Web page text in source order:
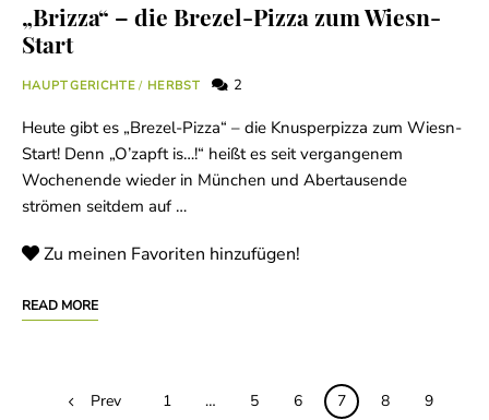
„Brizza“ – die Brezel-Pizza zum Wiesn-
Start
HAUPTGERICHTE / HERBST 2
Heute gibt es „Brezel-Pizza“ – die Knusperpizza zum Wiesn-
Start! Denn „O’zapft is…!“ heißt es seit vergangenem
Wochenende wieder in München und Abertausende
strömen seitdem auf …
Zu meinen Favoriten hinzufügen!
READ MORE
Posts
Prev 1 … 5 6 7 8
9